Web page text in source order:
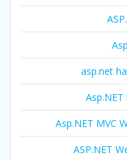
asp.net
Asp.NET
Asp.NET MVC
ASP.NET